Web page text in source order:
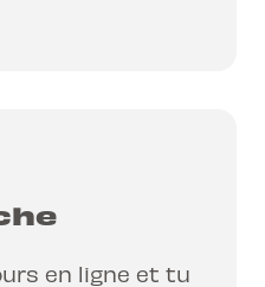
en ligne et tu